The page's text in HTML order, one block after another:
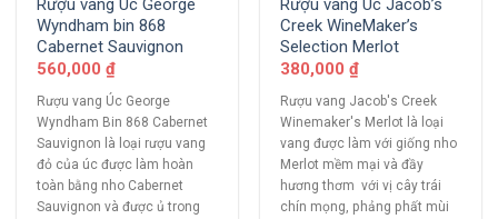
Rượu vang Úc George
Wyndham bin 868
Cabernet Sauvignon
560,000 ₫
Rượu vang Úc George
Wyndham Bin 868 Cabernet
Sauvignon là loại rượu vang
đỏ của úc được làm hoàn
toàn bằng nho Cabernet
Sauvignon và được ủ trong
Rượu vang Úc Jacob’s
Creek WineMaker’s
Selection Merlot
380,000 ₫
Rượu vang Jacob's Creek
Winemaker's Merlot là loại
vang được làm với giống nho
Merlot mềm mại và đầy
hương thơm với vị cây trái
chín mọng, phảng phất mùi